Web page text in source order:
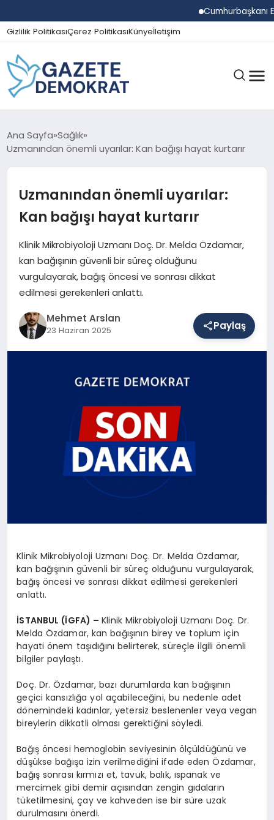
Cumhurbaşkanı
Gizlilik PolitikasıÇerez PolitikasıKünyeİletişim
GÜNDEM
SPOR
MAGAZIN
SAĞLIK
Ana Sayfa Sağlık
Uzmanından önemli uyarılar: Kan bağışı hayat kurtarır
Uzmanından önemli uyarılar:
Kan bağışı hayat kurtarır
Klinik Mikrobiyoloji Uzmanı Doç. Dr. Melda Özdamar,
kan bağışının güvenli bir süreç olduğunu
vurgulayarak, bağış öncesi ve sonrası dikkat
edilmesi gerekenleri anlattı.
Mehmet Arslan
23 Haziran 2025 Paylaş
Klinik Mikrobiyoloji Uzmanı Doç. Dr. Melda Özdamar,
kan bağışının güvenli bir süreç olduğunu vurgulayarak,
bağış öncesi ve sonrası dikkat edilmesi gerekenleri
anlattı.
İSTANBUL (İGFA) –Klinik Mikrobiyoloji Uzmanı Doç. Dr.
Melda Özdamar, kan bağışının birey ve toplum için
hayati önem taşıdığını belirterek, süreçle ilgili önemli
bilgiler paylaştı.
Doç. Dr. Özdamar, bazı durumlarda kan bağışının
geçici kansızlığa yol açabileceğini, bu nedenle adet
dönemindeki kadınlar, yetersiz beslenenler veya vegan
bireylerin dikkatli olması gerektiğini söyledi.
Bağış öncesi hemoglobin seviyesinin ölçüldüğünü ve
düşükse bağışa izin verilmediğini ifade eden Özdamar,
bağış sonrası kırmızı et, tavuk, balık, ıspanak ve
mercimek gibi demir açısından zengin gıdaların
tüketilmesini, çay ve kahveden ise bir süre uzak
durulmasını önerdi.